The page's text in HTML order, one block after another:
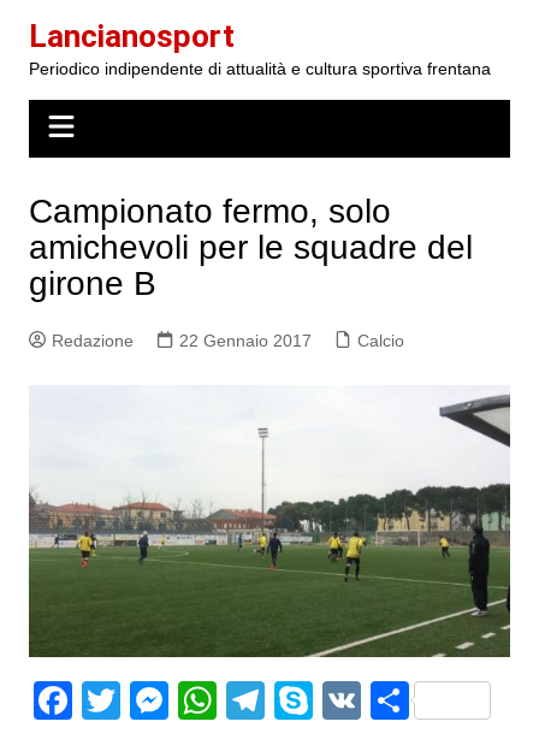
contenuto
Lancianosport
Periodico indipendente di attualità e cultura sportiva frentana
Campionato fermo, solo
amichevoli per le squadre del
girone B
Redazione 22 Gennaio 2017 Calcio
F T M W T S V S